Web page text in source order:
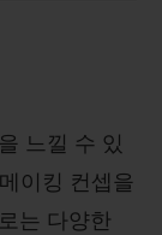
느낄 수 있
이킹 컨셉을
는 다양한